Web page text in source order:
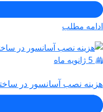
ادامه مطلب
هزینه نصب آسانسور در